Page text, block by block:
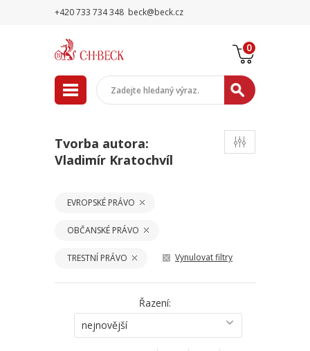
+420 733 734 348 beck@beck.cz
0
Tvorba autora:
Vladimír Kratochvíl
EVROPSKÉ PRÁVO
OBČANSKÉ PRÁVO
TRESTNÍ PRÁVO Vynulovat filtry
Řazení:
nejnovější